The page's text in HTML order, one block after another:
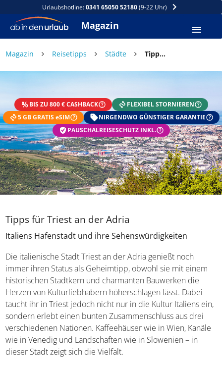
Urlaubshotline:0341 65050 52180(9-22 Uhr)
Magazin
Magazin Reisetipps Städte Tipps für Triest an der Adria
BIS ZU 800 € CASHBACK
FLEXIBEL STORNIEREN
5 GB GRATIS eSIM
NIRGENDWO GÜNSTIGER GARANTIE
PAUSCHALREISESCHUTZ INKL.
Tipps für Triest an der Adria
Italiens Hafenstadt und ihre Sehenswürdigkeiten
Die italienische Stadt Triest an der Adria genießt noch
immer ihren Status als Geheimtipp, obwohl sie mit einem
historischen Stadtkern und charmanten Bauwerken die
Herzen von Kulturliebhabern höherschlagen lässt. Dabei
taucht ihr in Triest jedoch nicht nur in die Kultur Italiens
ein, sondern erlebt einen bunten Zusammenschluss aus
drei verschiedenen Nationen. Kaffeehäuser wie in Wien,
Kanäle wie in Venedig und Landschaften wie in Slowenien
– in dieser Stadt zeigt sich die Vielfalt.
DEIN SOMMER ZAHLT SICH
Exklusiv: Nur in der ab in den urlaub App
☀️ Bis zu 1.000 € Sommer Cashback
📱 App gratis herunterladen
🧝 Konto anlegen oder einloggen
✅ Sommer Cashback ist automatisch aktiviert